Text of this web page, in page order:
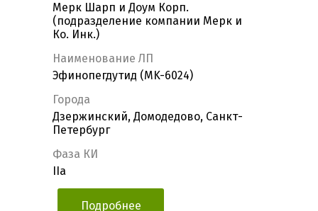
Мерк Шарп и Доум Корп.
(подразделение компании Мерк и
Ко. Инк.)
Наименование ЛП
Эфинопегдутид (MK-6024)
Города
Дзержинский, Домодедово, Санкт-
Петербург
Фаза КИ
IIa
Подробнее